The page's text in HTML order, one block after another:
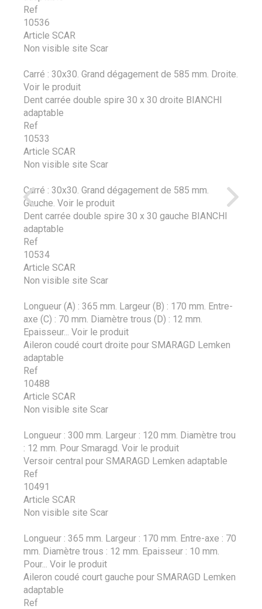
Ref
10536
Article SCAR
Non visible site Scar
Carré : 30x30. Grand dégagement de 585 mm. Droite.
Voir le produit
Dent carrée double spire 30 x 30 droite BIANCHI
adaptable
Ref
10533
Article SCAR
Non visible site Scar
Carré : 30x30. Grand dégagement de 585 mm.
Gauche. Voir le produit
Dent carrée double spire 30 x 30 gauche BIANCHI
adaptable
Ref
10534
Article SCAR
Non visible site Scar
Longueur (A) : 365 mm. Largeur (B) : 170 mm. Entre-
axe (C) : 70 mm. Diamètre trous (D) : 12 mm.
Epaisseur...
Voir le produit
Aileron coudé court droite pour SMARAGD Lemken
adaptable
Ref
10488
Article SCAR
Non visible site Scar
Longueur : 300 mm. Largeur : 120 mm. Diamètre trou
: 12 mm. Pour Smaragd. Voir le produit
Versoir central pour SMARAGD Lemken adaptable
Ref
10491
Article SCAR
Non visible site Scar
Longueur : 365 mm. Largeur : 170 mm. Entre-axe : 70
mm. Diamètre trous : 12 mm. Epaisseur : 10 mm.
Pour...
Voir le produit
Aileron coudé court gauche pour SMARAGD Lemken
adaptable
Ref